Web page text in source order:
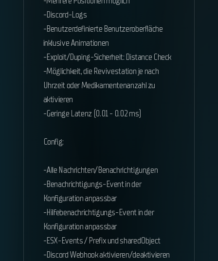
-Discord-Logs
-Benutzerdefinierte Benutzeroberfläche
inklusive Animationen
-Exploit/Duping-Sicherheit: Distance Check
-Möglichkeit, die Revivestation je nach
Uhrzeit oder Medikamentenanzahl zu
aktivieren
-Geringe Latenz (0.01 - 0.02 ms)
Config:
-Alle Nachrichten/Benachrichtigungen
-Benachrichtigungs-Event in der
Konfiguration anpassbar
-Hilfebenachrichtigungs-Event in der
Konfiguration anpassbar
-ESX-Events / Prefix und sharedObject
-Discord Webhook aktivieren/deaktivieren